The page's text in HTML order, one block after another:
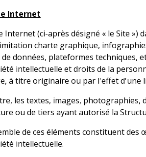
Internet
Internet (ci-après désigné « le Site »)
charte graphique,
de données, plateformes techniques,
intellectuelle et droits de la
à titre originaire ou par l'effet d'une
les textes, images,
ou de tiers ayant autorisé la
de ces éléments constituent
intellectuelle.